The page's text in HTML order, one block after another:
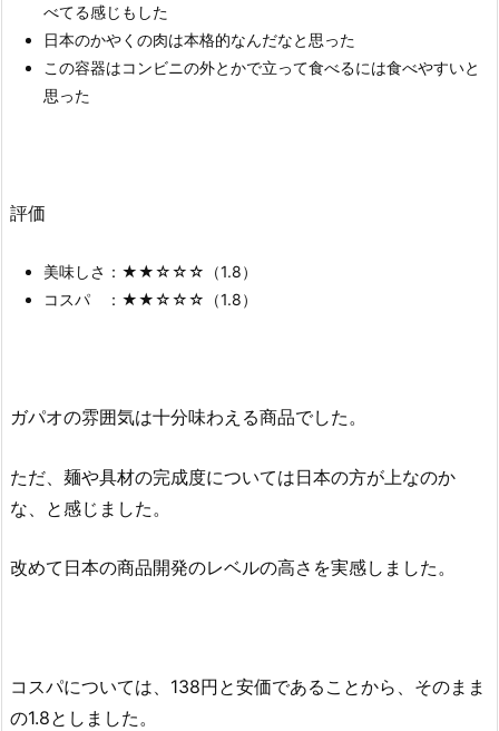
べてる感じもした
日本のかやくの肉は本格的なんだなと思った
この容器はコンビニの外とかで立って食べるには食べやすいと
思った
評価
美味しさ：★★☆☆☆（1.8）
コスパ ：★★☆☆☆（1.8）
ガパオの雰囲気は十分味わえる商品でした。
ただ、麺や具材の完成度については日本の方が上なのか
な、と感じました。
改めて日本の商品開発のレベルの高さを実感しました。
コスパについては、138円と安価であることから、そのまま
の1.8としました。